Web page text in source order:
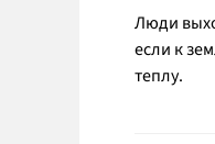
Люди
если к
теплу.